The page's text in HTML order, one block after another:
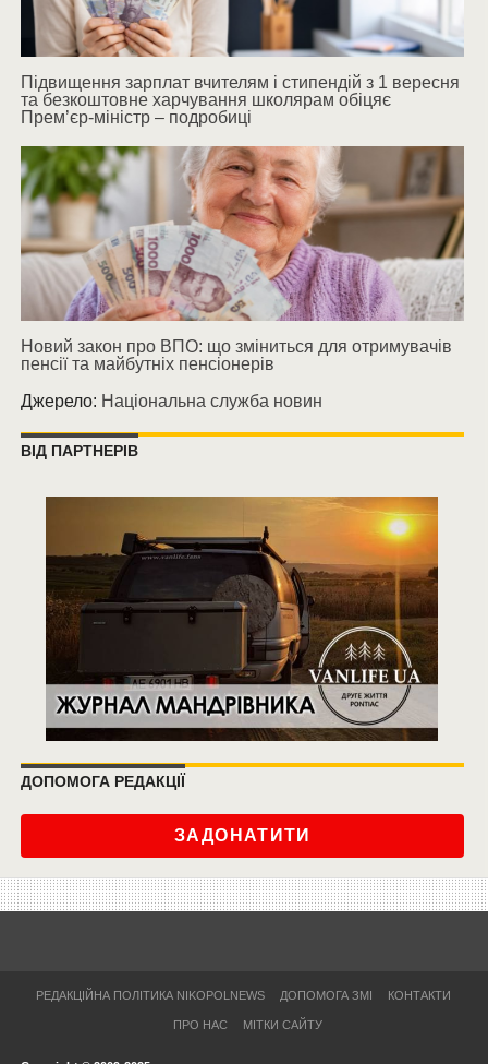
Підвищення зарплат вчителям і стипендій з 1 вересня
та безкоштовне харчування школярам обіцяє
Прем’єр-міністр – подробиці
Новий закон про ВПО: що зміниться для отримувачів
пенсії та майбутніх пенсіонерів
Джерело: Національна служба новин
ВІД ПАРТНЕРІВ
ДОПОМОГА РЕДАКЦІЇ
ЗАДОНАТИТИ
РЕДАКЦІЙНА ПОЛІТИКА NIKOPOLNEWS ДОПОМОГА ЗМІ КОНТАКТИ
ПРО НАС МІТКИ САЙТУ